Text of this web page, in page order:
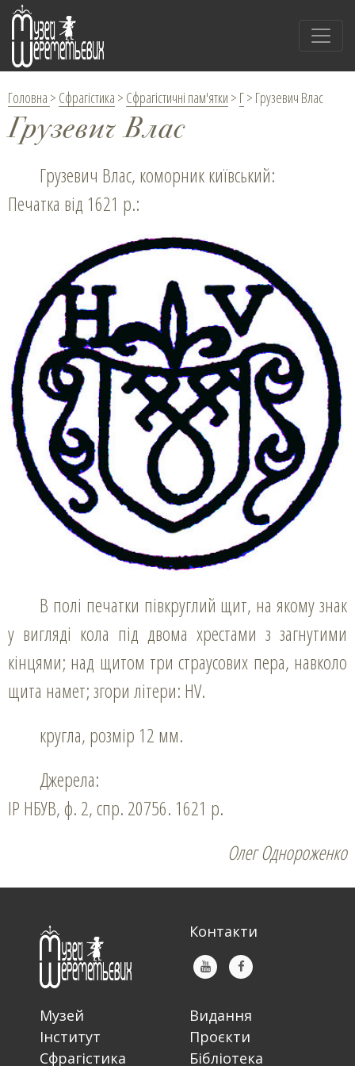
Головна > Сфрагістика > Сфрагістичні пам'ятки > Г> Грузевич Влас
Грузевич Влас
Грузевич Влас, коморник київський:
Печатка від 1621 р.:
В полі печатки півкруглий щит, на якому знак
у вигляді кола під двома хрестами з загнутими
кінцями; над щитом три страусових пера, навколо
щита намет; згори літери: HV.
кругла, розмір 12 мм.
Джерела:
ІР НБУВ, ф. 2, спр. 20756. 1621 р.
Олег Однороженко
Контакти
Музей
Інститут
Сфрагістика
Видання
Проєкти
Бібліотека